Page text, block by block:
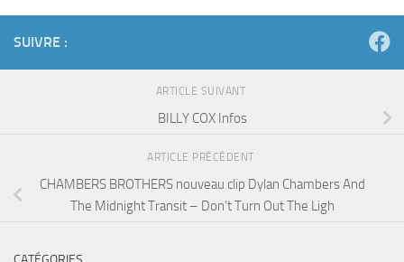
SUIVRE :
ARTICLE SUIVANT
BILLY COX Infos
ARTICLE PRÉCÉDENT
CHAMBERS BROTHERS nouveau clip Dylan Chambers And
The Midnight Transit – Don’t Turn Out The Ligh